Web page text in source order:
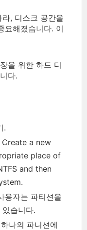
, 디스크 공간을
요해졌습니다. 이
을 위한 하드 디
다.
.
a new
place of
and then
용자는 파티션을
습니다.
나의 파니션에